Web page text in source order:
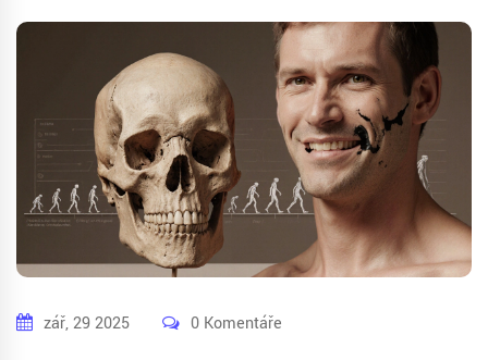
zář, 29 2025 0 Komentáře